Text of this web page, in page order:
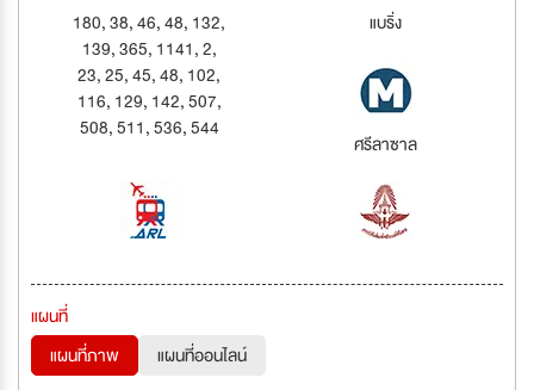
180, 38, 46, 48, 132,
139, 365, 1141, 2,
23, 25, 45, 48, 102,
116, 129, 142, 507,
508, 511, 536, 544
แบริ่ง
ศรีลาซาล
แผนที่
แผนที่ภาพ
แผนที่ออนไลน์